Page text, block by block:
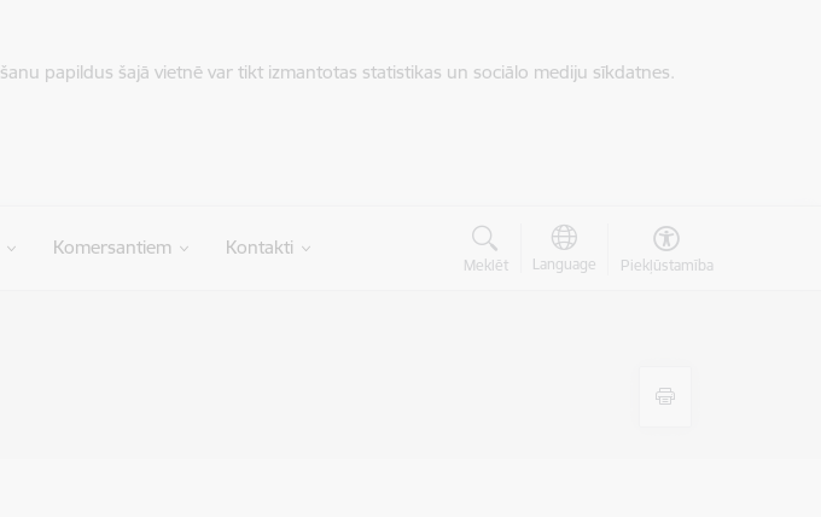
papildus šajā vietnē var tikt izmantotas statistikas un sociālo mediju sīkdatnes.
Komersantiem Kontakti
Meklēt Language Piekļūstamība